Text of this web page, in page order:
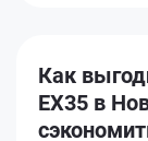
Как
EX35 в